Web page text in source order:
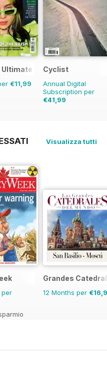
Fan Encyclopedia'
€11,99
Cyclist
Annual Digital
Subscription per
€41,99
Visualizza tutti
per
Grandes
12 Months per